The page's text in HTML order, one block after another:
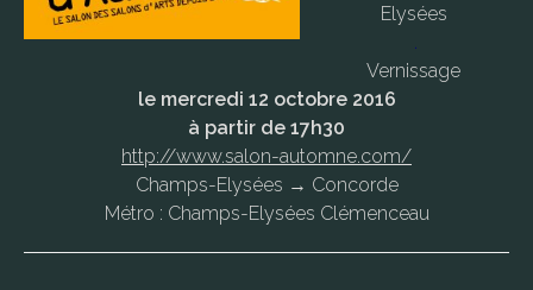
Elysées
Vernissage
le mercredi 12 octobre 2016
à partir de 17h30
http://www.salon-automne.com/
Champs-Elysées → Concorde
Métro : Champs-Elysées Clémenceau